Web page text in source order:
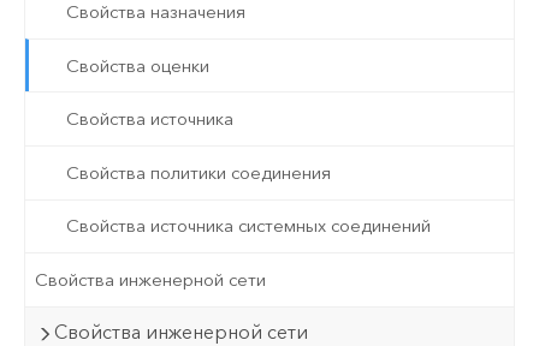
Свойства назначения
Свойства оценки
Свойства источника
Свойства политики соединения
Свойства источника системных соединений
Свойства инженерной сети
Свойства инженерной сети